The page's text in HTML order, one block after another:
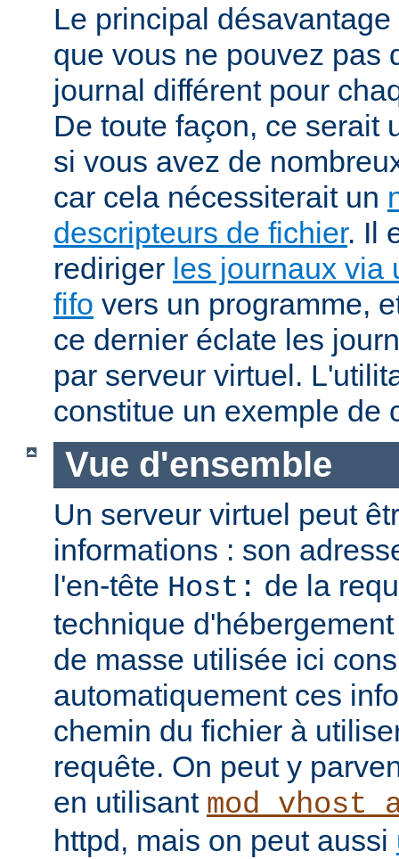
Le principal
que vous ne pouvez pas
journal différent pour
De toute façon, ce serait
si vous avez de
car cela nécessiterait un
descripteurs de fichier. Il
rediriger les journaux via
fifo vers un programme,
ce dernier éclate les
par serveur virtuel.
constitue un exemple de
Vue d'ensemble
Un serveur virtuel peut
informations : son
l'en-tête Host: de la
technique
de masse utilisée ici
automatiquement ces
chemin du fichier à
requête. On peut y
en utilisant
httpd, mais on peut aussi